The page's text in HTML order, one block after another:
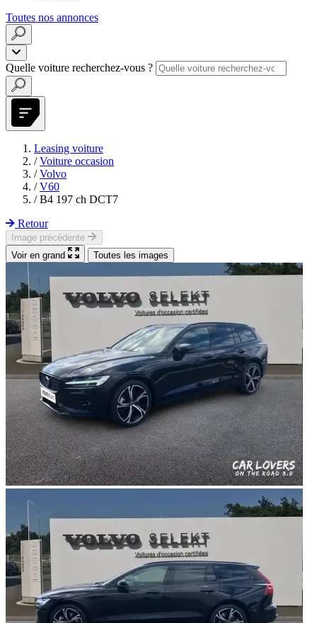
Toutes nos annonces
Quelle voiture recherchez-vous ?
Leasing voiture
/ Voiture occasion
/ Volvo
/ V60
/ B4 197 ch DCT7
Retour
Image précédente
Voir en grand
Toutes les images